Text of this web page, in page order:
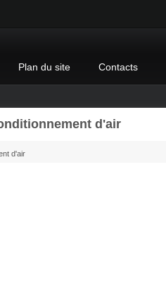
Plan du site Contacts
d'air
d'air